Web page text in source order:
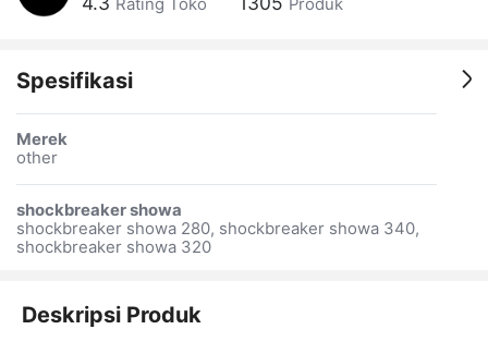
Rating Toko Produk
Spesifikasi
Merek
other
shockbreaker showa
shockbreaker showa 280, shockbreaker showa 340,
shockbreaker showa 320
Deskripsi Produk